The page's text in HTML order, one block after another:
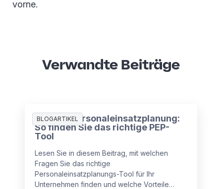
vorne.
Verwandte Beiträge
BLOGARTIKEL
Digitale Personaleinsatzplanung:
So finden Sie das richtige PEP-
Tool
Lesen Sie in diesem Beitrag, mit welchen
Fragen Sie das richtige
Personaleinsatzplanungs-Tool für Ihr
Unternehmen finden und welche Vorteile